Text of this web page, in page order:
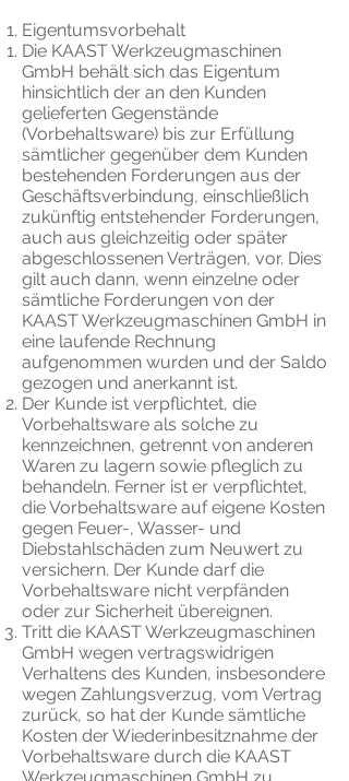
Eigentumsvorbehalt
Die KAAST Werkzeugmaschinen
GmbH behält sich das Eigentum
hinsichtlich der an den Kunden
gelieferten Gegenstände
(Vorbehaltsware) bis zur Erfüllung
sämtlicher gegenüber dem Kunden
bestehenden Forderungen aus der
Geschäftsverbindung, einschließlich
zukünftig entstehender Forderungen,
auch aus gleichzeitig oder später
abgeschlossenen Verträgen, vor. Dies
gilt auch dann, wenn einzelne oder
sämtliche Forderungen von der
KAAST Werkzeugmaschinen GmbH in
eine laufende Rechnung
aufgenommen wurden und der Saldo
gezogen und anerkannt ist.
Der Kunde ist verpflichtet, die
Vorbehaltsware als solche zu
kennzeichnen, getrennt von anderen
Waren zu lagern sowie pfleglich zu
behandeln. Ferner ist er verpflichtet,
die Vorbehaltsware auf eigene Kosten
gegen Feuer-, Wasser- und
Diebstahlschäden zum Neuwert zu
versichern. Der Kunde darf die
Vorbehaltsware nicht verpfänden
oder zur Sicherheit übereignen.
Tritt die KAAST Werkzeugmaschinen
GmbH wegen vertragswidrigen
Verhaltens des Kunden, insbesondere
wegen Zahlungsverzug, vom Vertrag
zurück, so hat der Kunde sämtliche
Kosten der Wiederinbesitznahme der
Vorbehaltsware durch die KAAST